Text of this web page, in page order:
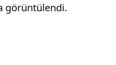
görüntülendi.